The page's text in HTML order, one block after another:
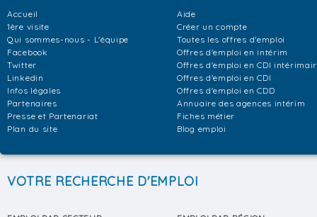
Accueil
1ère visite
Qui sommes-nous - L'équipe
Facebook
Twitter
Linkedin
Infos légales
Partenaires
Presse et Partenariat
Plan du site
Aide
Créer un compte
Toutes les offres d'emploi
Offres d'emploi en intérim
Offres d'emploi en CDI
Offres d'emploi en CDI
Offres d'emploi en CDD
Annuaire des agences intérim
Fiches métier
Blog emploi
VOTRE RECHERCHE D'EMPLOI